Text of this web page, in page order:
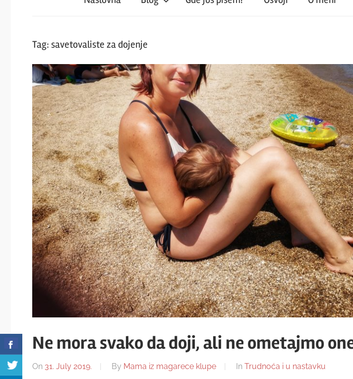
magareće
klupe
Tag: savetovaliste za dojenje
Ne mora svako da doji, ali ne ometajmo
On 31. July 2019. By Mama iz magarece klupe In Trudnoća i u nastavku